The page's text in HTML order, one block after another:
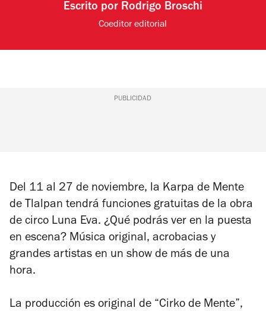
Escrito por Rodrigo Broschi
Coeditor editorial
PUBLICIDAD
Del 11 al 27 de noviembre, la Karpa de Mente
de Tlalpan tendrá funciones gratuitas de la obra
de circo Luna Eva. ¿Qué podrás ver en la puesta
en escena? Música original, acrobacias y
grandes artistas en un show de más de una
hora.
La producción es original de “Cirko de Mente”,